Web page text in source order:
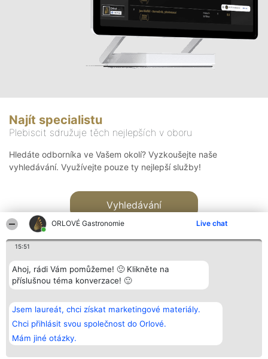
ORLOVÉ Gastronomie Live chat
15:51
Ahoj, rádi Vám pomůžeme! 🙂 Klikněte na
příslušnou téma konverzace! 🙂
Jsem laureát, chci získat marketingové materiály.
Chci přihlásit svou společnost do Orlové.
Mám jiné otázky.
Najít specialistu
Plebiscit sdružuje těch nejlepších v oboru
Hledáte odborníka ve Vašem okolí? Vyzkoušejte naše
vyhledávání. Využívejte pouze ty nejlepší služby!
Vyhledávání
Bright Side Solutions sp. z o.
o. sp. k.
ul. Ruska 22
Wrocław 50-079
KRS 0000749100 | Regon
381313360 | NIP 8943132676
Vítězové
Seznam všech
laureátů
Zásady
Zásady
Kontakt